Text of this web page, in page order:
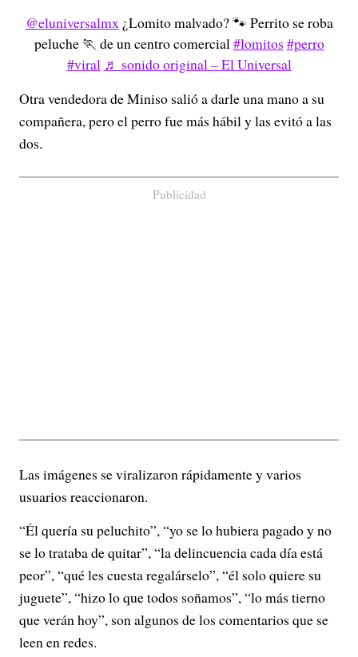
@eluniversalmx¿Lomito malvado? 🐾 Perrito se roba
peluche 🏃 de un centro comercial#lomitos #perro
#viral ♬ sonido original – El Universal
Otra vendedora de Miniso salió a darle una mano a su
compañera, pero el perro fue más hábil y las evitó a las
dos.
Publicidad
Las imágenes se viralizaron rápidamente y varios
usuarios reaccionaron.
“Él quería su peluchito”, “yo se lo hubiera pagado y no
se lo trataba de quitar”, “la delincuencia cada día está
peor”, “qué les cuesta regalárselo”, “él solo quiere su
juguete”, “hizo lo que todos soñamos”, “lo más tierno
que verán hoy”, son algunos de los comentarios que se
leen en redes.